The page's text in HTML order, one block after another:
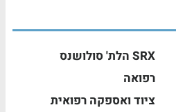
SRX הלת' סולושנס
רפואה
ציוד ואספקה רפואית